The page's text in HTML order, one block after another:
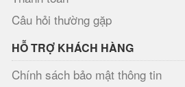
Câu hỏi thường gặp
HỖ TRỢ KHÁCH HÀNG
Chính sách bảo mật thông tin